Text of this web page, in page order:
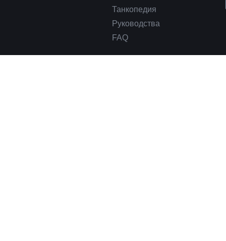
Танкопедия
Руководства
FAQ